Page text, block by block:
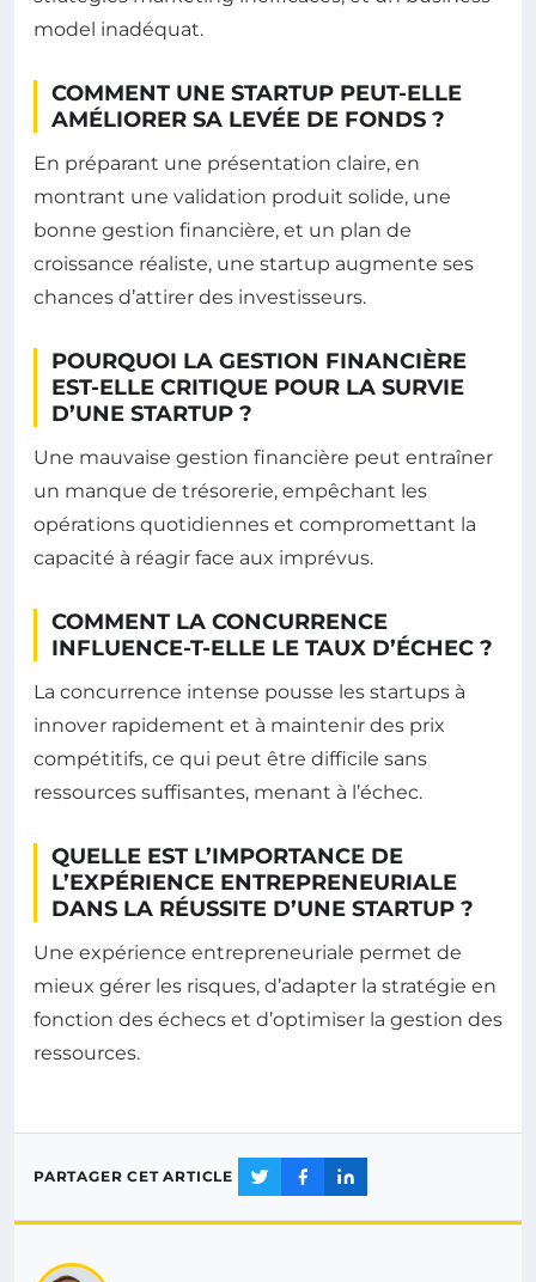
model inadéquat.
COMMENT UNE STARTUP PEUT-ELLE
AMÉLIORER SA LEVÉE DE FONDS ?
En préparant une présentation claire, en
montrant une validation produit solide, une
bonne gestion financière, et un plan de
croissance réaliste, une startup augmente ses
chances d’attirer des investisseurs.
POURQUOI LA GESTION FINANCIÈRE
EST-ELLE CRITIQUE POUR LA SURVIE
D’UNE STARTUP ?
Une mauvaise gestion financière peut entraîner
un manque de trésorerie, empêchant les
opérations quotidiennes et compromettant la
capacité à réagir face aux imprévus.
COMMENT LA CONCURRENCE
INFLUENCE-T-ELLE LE TAUX D’ÉCHEC ?
La concurrence intense pousse les startups à
innover rapidement et à maintenir des prix
compétitifs, ce qui peut être difficile sans
ressources suffisantes, menant à l’échec.
QUELLE EST L’IMPORTANCE DE
L’EXPÉRIENCE ENTREPRENEURIALE
DANS LA RÉUSSITE D’UNE STARTUP ?
Une expérience entrepreneuriale permet de
mieux gérer les risques, d’adapter la stratégie en
fonction des échecs et d’optimiser la gestion des
ressources.
PARTAGER CET ARTICLE